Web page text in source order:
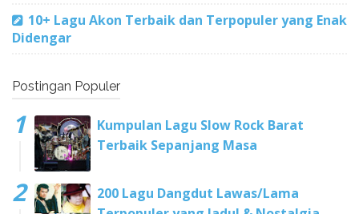
10+ Lagu Akon Terbaik dan Terpopuler yang Enak
Didengar
Postingan Populer
Kumpulan Lagu Slow Rock Barat
Terbaik Sepanjang Masa
200 Lagu Dangdut Lawas/Lama